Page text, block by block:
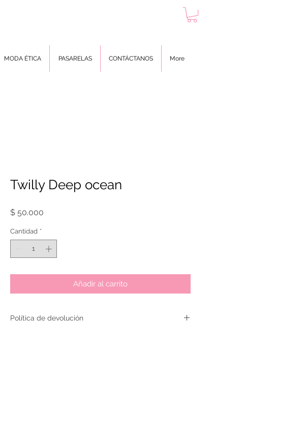
MODA ÉTICA PASARELAS CONTÁCTANOS More
Twilly Deep ocean
$ 50.000
Cantidad *
Añadir al carrito
Política de devolución